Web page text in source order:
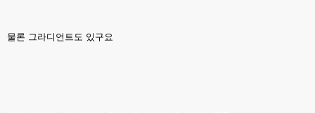
물론 그라디언트도 있구요